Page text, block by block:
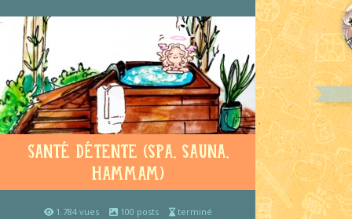
Santé détente (spa, sauna,
hammam)
1.784 vues 100 posts terminé